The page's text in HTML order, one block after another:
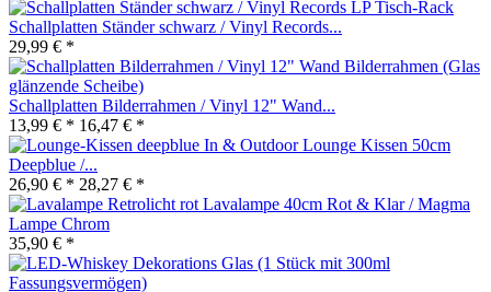
Schallplatten Ständer schwarz / Vinyl Records...
29,99 € *
Schallplatten Bilderrahmen / Vinyl 12" Wand...
13,99 € * 16,47 € *
In & Outdoor Lounge Kissen 50cm
Deepblue /...
26,90 € * 28,27 € *
Lavalampe 40cm Rot & Klar / Magma
Lampe Chrom
35,90 € *